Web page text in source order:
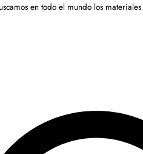
en todo el mundo los